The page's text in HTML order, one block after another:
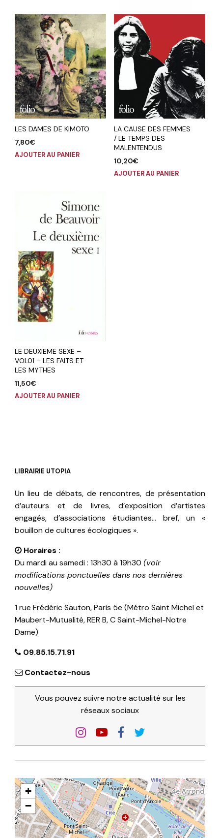
LES DAMES DE KIMOTO
7,80€
AJOUTER AU PANIER
LA CAUSE DES FEMMES
/ LE TEMPS DES
MALENTENDUS
10,20€
AJOUTER AU PANIER
LE DEUXIEME SEXE –
VOL01 – LES FAITS ET
LES MYTHES
11,50€
AJOUTER AU PANIER
LIBRAIRIE UTOPIA
Un lieu de débats, de rencontres, de présentation
d’auteurs et de livres, d’exposition d’artistes
engagés, d’associations étudiantes… bref, un «
bouillon de cultures écologiques ».
Horaires :
Du mardi au samedi : 13h30 à 19h30 (voir
modifications ponctuelles dans nos dernières
nouvelles)
1 rue Frédéric Sauton, Paris 5e (Métro Saint Michel et
Maubert-Mutualité, RER B, C Saint-Michel-Notre
Dame)
09.85.15.71.91
Contactez-nous
Vous pouvez suivre notre actualité sur les
réseaux sociaux
+
−